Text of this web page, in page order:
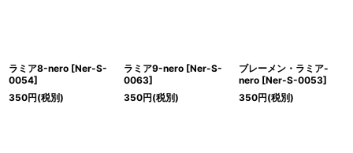
ラミア8-nero [Ner-S-
0054]
350円(税別)
ラミア9-nero [Ner-S-
0063]
350円(税別)
ブレーメン・ラミア-
nero [Ner-S-0053]
350円(税別)